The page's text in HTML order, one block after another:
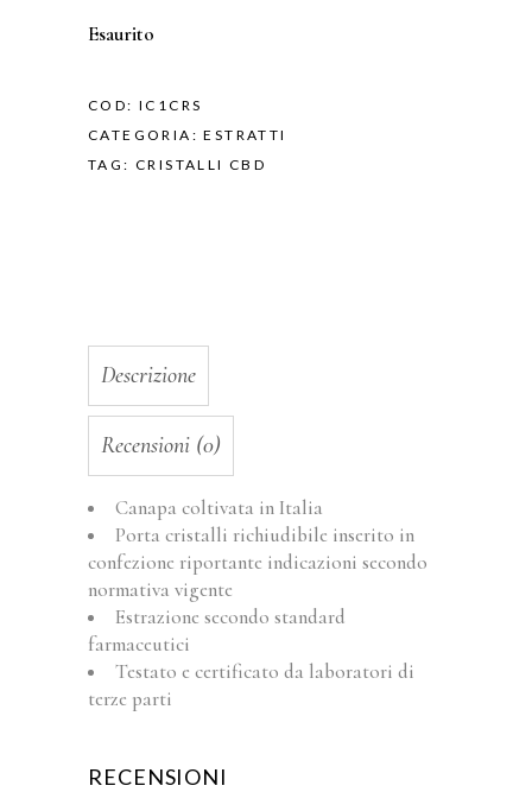
Esaurito
COD: IC1CRS
CATEGORIA:ESTRATTI
TAG: CRISTALLI CBD
Descrizione
Recensioni (0)
Canapa coltivata in Italia
Porta cristalli richiudibile inserito in
confezione riportante indicazioni secondo
normativa vigente
Estrazione secondo standard
farmaceutici
Testato e certificato da laboratori di
terze parti
RECENSIONI